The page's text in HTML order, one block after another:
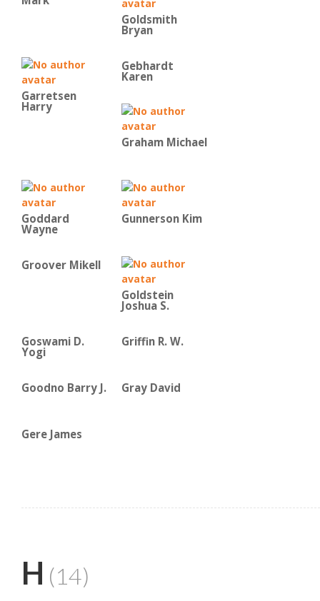
Goldsmith
Bryan
Garretsen
Harry
Gebhardt
Karen
Graham Michael
Goddard
Wayne
Gunnerson Kim
Groover Mikell
Goldstein
Joshua S.
Goswami D.
Yogi
Griffin R. W.
Goodno Barry J. Gray David
Gere James
H (14)